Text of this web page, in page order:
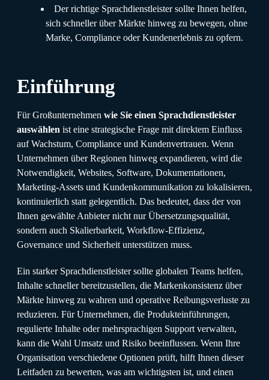
Der richtige Sprachdienstleister sollte Ihnen helfen,
sich schneller über Märkte hinweg zu bewegen, ohne
Marke, Compliance oder Kundenerlebnis zu opfern.
Einführung
Für Großunternehmen wie Sie einen Sprachdienstleister
auswählen ist eine strategische Frage mit direktem Einfluss
auf Wachstum, Compliance und Kundenvertrauen. Wenn
Unternehmen über Regionen hinweg expandieren, wird die
Notwendigkeit, Websites, Software, Dokumentationen,
Marketing-Assets und Kundenkommunikation zu lokalisieren,
kontinuierlich statt gelegentlich. Das bedeutet, dass der von
Ihnen gewählte Anbieter nicht nur Übersetzungsqualität,
sondern auch Skalierbarkeit, Workflow-Effizienz,
Governance und Sicherheit unterstützen muss.
Ein starker Sprachdienstleister sollte globalen Teams helfen,
Inhalte schneller bereitzustellen, die Markenkonsistenz über
Märkte hinweg zu wahren und operative Reibungsverluste zu
reduzieren. Für Unternehmen, die Produkteinführungen,
regulierte Inhalte oder mehrsprachigen Support verwalten,
kann die Wahl Umsatz und Risiko beeinflussen. Wenn Ihre
Organisation verschiedene Optionen prüft, hilft Ihnen dieser
Leitfaden zu bewerten, was am wichtigsten ist, und einen